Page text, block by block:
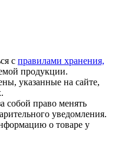
с правилами хранения,
продукции.
указанные на сайте,
собой право менять
уведомления.
о товаре у